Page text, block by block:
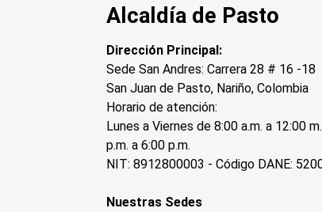
Alcaldía de Pasto
Dirección Principal:
Sede San Andres: Carrera 28 # 16 -18
San Juan de Pasto, Nariño, Colombia
Horario de atención:
Lunes a Viernes de 8:00 a.m. a 12:00
p.m. a 6:00 p.m.
NIT: 8912800003 - Código DANE:
Nuestras Sedes